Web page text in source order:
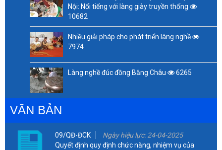
Nội: Nổi tiếng với làng giày truyền thống
10682
Nhiều giải pháp cho phát triển làng nghề
7974
Làng nghề đúc đồng Bằng Châu 6265
VĂN BẢN
09/QĐ-ĐCK
Ngày hiệu lực: 24-04-2025
Quyết định quy định chức năng, nhiệm vụ của